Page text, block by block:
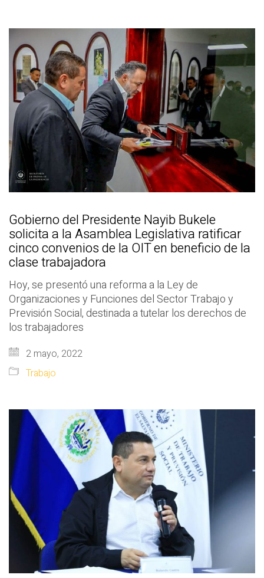
Gobierno del Presidente Nayib Bukele
solicita a la Asamblea Legislativa ratificar
cinco convenios de la OIT en beneficio de la
clase trabajadora
Hoy, se presentó una reforma a la Ley de
Organizaciones y Funciones del Sector Trabajo y
Previsión Social, destinada a tutelar los derechos de
los trabajadores
2 mayo, 2022
Trabajo